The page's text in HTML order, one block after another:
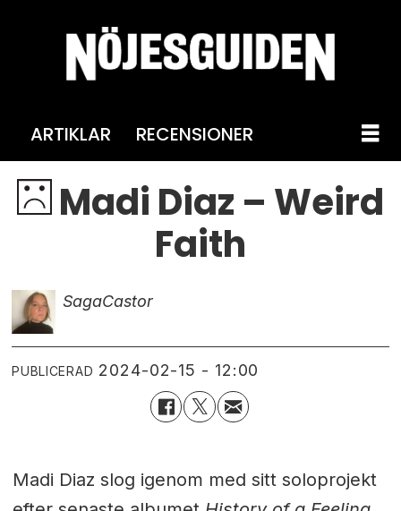
ARTIKLAR RECENSIONER
Madi Diaz – Weird
Faith
SagaCastor
PUBLICERAD 2024-02-15 - 12:00
Madi Diaz slog igenom med sitt soloprojekt